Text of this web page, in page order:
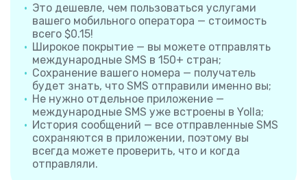
Это дешевле, чем пользоваться услугами
вашего мобильного оператора — стоимость
всего $0.15!
Широкое покрытие — вы можете отправлять
международные SMS в 150+ стран;
Сохранение вашего номера — получатель
будет знать, что SMS отправили именно вы;
Не нужно отдельное приложение —
международные SMS уже встроены в Yolla;
История сообщений — все отправленные SMS
сохраняются в приложении, поэтому вы
всегда можете проверить, что и когда
отправляли.